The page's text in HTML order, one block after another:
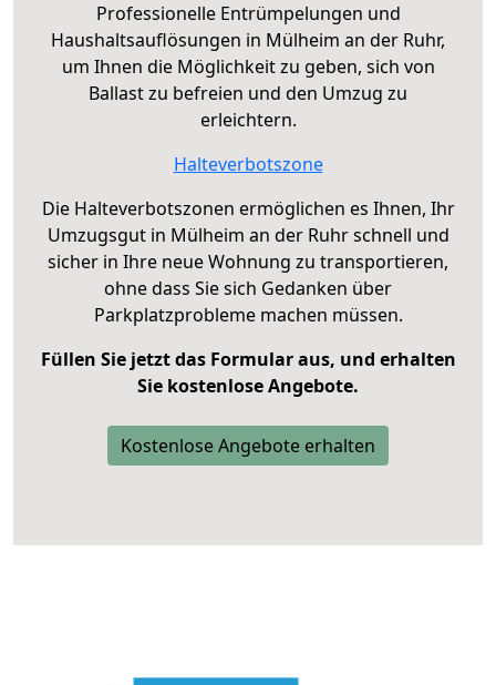
Professionelle Entrümpelungen und
Haushaltsauflösungen in Mülheim an der Ruhr,
um Ihnen die Möglichkeit zu geben, sich von
Ballast zu befreien und den Umzug zu
erleichtern.
Halteverbotszone
Die Halteverbotszonen ermöglichen es Ihnen, Ihr
Umzugsgut in Mülheim an der Ruhr schnell und
sicher in Ihre neue Wohnung zu transportieren,
ohne dass Sie sich Gedanken über
Parkplatzprobleme machen müssen.
Füllen Sie jetzt das Formular aus, und erhalten
Sie kostenlose Angebote.
Kostenlose Angebote erhalten